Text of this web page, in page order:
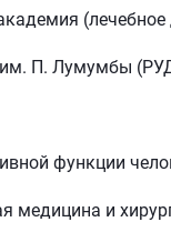
(лечебное
П. Лумумбы
функции
медицина и